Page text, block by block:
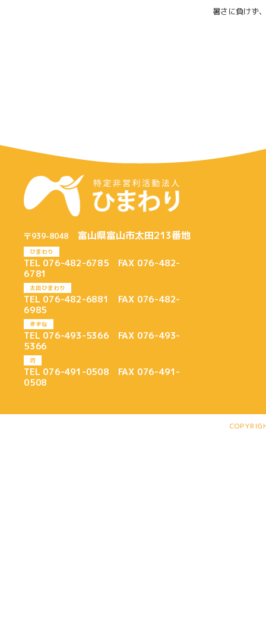
暑さに負けず
〒939-8048 富山県富山市太田213番地
ひまわり
TEL 076-482-6785 FAX 076-482-
6781
太田ひまわり
TEL 076-482-6881 FAX 076-482-
6985
きずな
TEL 076-493-5366 FAX 076-493-
5366
巧
TEL 076-491-0508 FAX 076-491-
0508